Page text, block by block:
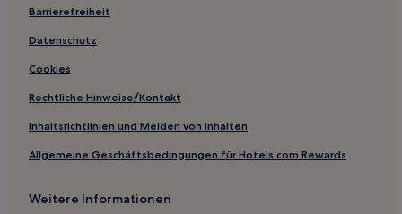
Hotels nahe Alcaiceria
Guájar Alto Hotels
San Pedro: Hotels
Alhama de Granada: Hotels
Vélez de Benaudalla Hotels
Hotels nahe Granada Golfklub
Lugros Hotels
Barrierefreiheit
Datenschutz
Cookies
Rechtliche Hinweise/Kontakt
Inhaltsrichtlinien und Melden von Inhalten
Allgemeine Geschäftsbedingungen für Hotels.com Rewards
Weitere Informationen